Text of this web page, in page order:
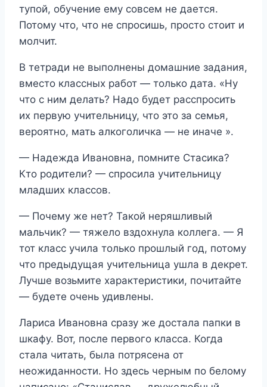
тупой, обучение ему совсем не дается.
Потому что, что не спросишь, просто стоит и
молчит.
В тетради не выполнены домашние задания,
вместо классных работ — только дата. «Ну
что с ним делать? Надо будет расспросить
их первую учительницу, что это за семья,
вероятно, мать алкоголичка — не иначе ».
— Надежда Ивановна, помните Стасика?
Кто родители? — спросила учительницу
младших классов.
— Почему же нет? Такой неряшливый
мальчик? — тяжело вздохнула коллега. — Я
тот класс учила только прошлый год, потому
что предыдущая учительница ушла в декрет.
Лучше возьмите характеристики, почитайте
— будете очень удивлены.
Лариса Ивановна сразу же достала папки в
шкафу. Вот, после первого класса. Когда
стала читать, была потрясена от
неожиданности. Но здесь черным по белому